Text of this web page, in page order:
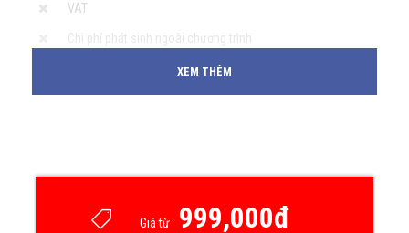
Giá từ 999,000đ
VAT
Chi phí phát sinh ngoài chương trình
Trẻ em từ 1m – 1,3m: 70% giá vé
Trẻ em trêm 1,3m: tính vé người lớn
XEM THÊM